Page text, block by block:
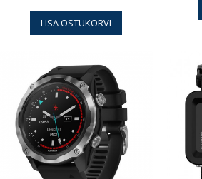
LISA OSTUKORVI